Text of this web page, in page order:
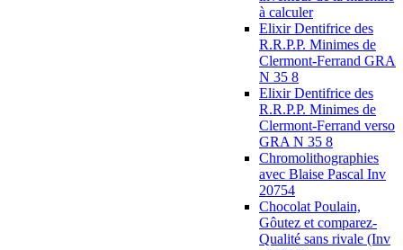
à calculer
Elixir Dentifrice des
R.R.P.P. Minimes de
Clermont-Ferrand GRA
N 35 8
Elixir Dentifrice des
R.R.P.P. Minimes de
Clermont-Ferrand verso
GRA N 35 8
Chromolithographies
avec Blaise Pascal Inv
20754
Chocolat Poulain,
Gôutez et comparez-
Qualité sans rivale (Inv